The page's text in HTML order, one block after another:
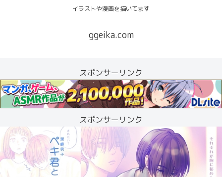
イラストや漫画を描いてます
ggeika.com
スポンサーリンク
スポンサーリンク